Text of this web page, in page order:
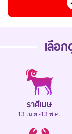
เลือก
ราศีเมษ
13 เม.ย.-13 พ.ค.